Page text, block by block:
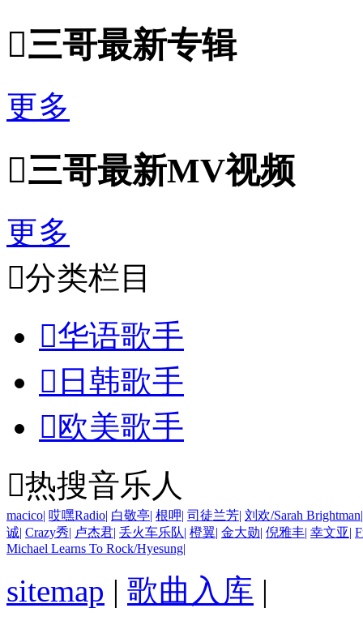
三哥最新专辑
更多
三哥最新MV视频
更多
分类栏目
华语歌手
 日韩歌手
欧美歌手
热搜音乐人
macico| 哎嘿Radio| 白敬亭| 根呷| 司徒兰芳| 刘欢/Sarah Brightman|
诚| Crazy秀| 卢杰君| 丢火车乐队| 橙翼| 金大勋| 倪雅丰| 幸文亚|
Michael Learns To Rock/Hyesung|
sitemap | 歌曲入库 |